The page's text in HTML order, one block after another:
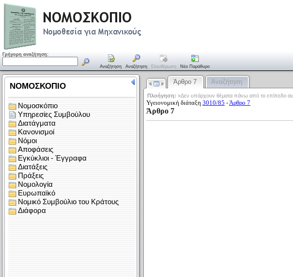
Γρήγορη αναζήτηση:
Αναζήτηση Αναζήτηση Ελευθέρωση Νέο Παράθυρο
Άρθρο 7 Αναζήτηση